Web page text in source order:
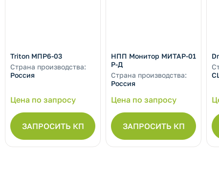
Triton МПР6-03
Страна производства:
Россия
Цена по запросу
ЗАПРОСИТЬ КП
НПП Монитор МИТАР-01
Р-Д
Страна производства:
Россия
Цена по запросу
ЗАПРОСИТЬ КП